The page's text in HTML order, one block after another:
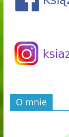
O mnie